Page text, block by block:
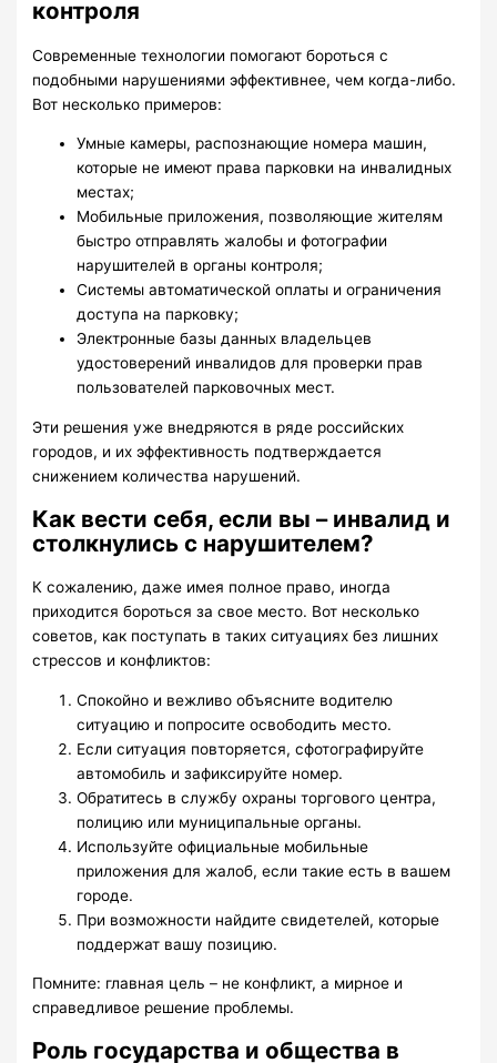
контроля
Современные технологии помогают бороться с
подобными нарушениями эффективнее, чем когда-либо.
Вот несколько примеров:
Умные камеры, распознающие номера машин,
которые не имеют права парковки на инвалидных
местах;
Мобильные приложения, позволяющие жителям
быстро отправлять жалобы и фотографии
нарушителей в органы контроля;
Системы автоматической оплаты и ограничения
доступа на парковку;
Электронные базы данных владельцев
удостоверений инвалидов для проверки прав
пользователей парковочных мест.
Эти решения уже внедряются в ряде российских
городов, и их эффективность подтверждается
снижением количества нарушений.
Как вести себя, если вы – инвалид и
столкнулись с нарушителем?
К сожалению, даже имея полное право, иногда
приходится бороться за свое место. Вот несколько
советов, как поступать в таких ситуациях без лишних
стрессов и конфликтов:
Спокойно и вежливо объясните водителю
ситуацию и попросите освободить место.
Если ситуация повторяется, сфотографируйте
автомобиль и зафиксируйте номер.
Обратитесь в службу охраны торгового центра,
полицию или муниципальные органы.
Используйте официальные мобильные
приложения для жалоб, если такие есть в вашем
городе.
При возможности найдите свидетелей, которые
поддержат вашу позицию.
Помните: главная цель – не конфликт, а мирное и
справедливое решение проблемы.
Роль государства и общества в